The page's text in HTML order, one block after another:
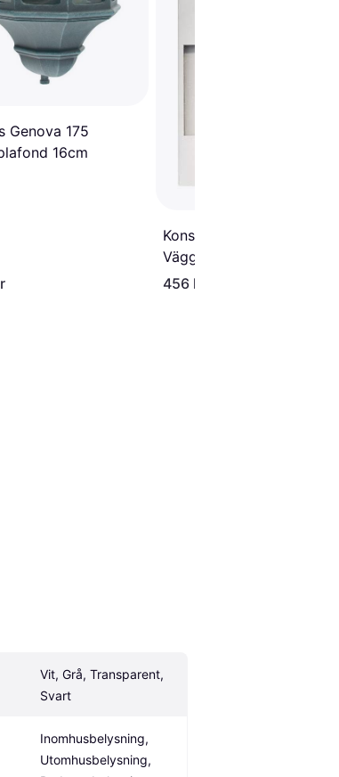
Genova 175
16cm
Konstsmide Modena
Väggplafond 41cm
456 kr
Vit, Grå, Transparent,
Svart
Inomhusbelysning,
Utomhusbelysning,